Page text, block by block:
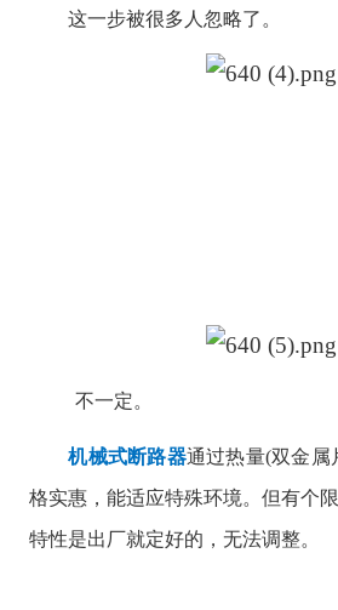
这一步被很多人忽略了。
不一定。
机械式断路器通过热量(双金属
格实惠，能适应特殊环境。但有个
特性是出厂就定好的，无法调整。